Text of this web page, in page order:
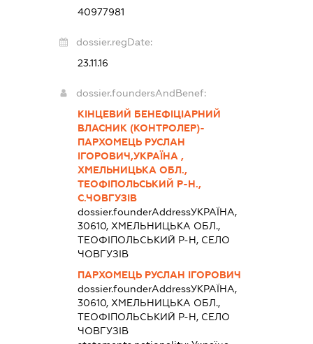
40977981
dossier.regDate:
23.11.16
dossier.foundersAndBenef:
КІНЦЕВИЙ БЕНЕФІЦІАРНИЙ
ВЛАСНИК (КОНТРОЛЕР)-
ПАРХОМЕЦЬ РУСЛАН
ІГОРОВИЧ,УКРАЇНА ,
ХМЕЛЬНИЦЬКА ОБЛ.,
ТЕОФІПОЛЬСЬКИЙ Р-Н.,
С.ЧОВГУЗІВ
dossier.founderAddressУКРАЇНА,
30610, ХМЕЛЬНИЦЬКА ОБЛ.,
ТЕОФІПОЛЬСЬКИЙ Р-Н, СЕЛО
ЧОВГУЗІВ
ПАРХОМЕЦЬ РУСЛАН ІГОРОВИЧ
dossier.founderAddressУКРАЇНА,
30610, ХМЕЛЬНИЦЬКА ОБЛ.,
ТЕОФІПОЛЬСЬКИЙ Р-Н, СЕЛО
ЧОВГУЗІВ